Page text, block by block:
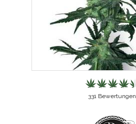
331 Bewertungen